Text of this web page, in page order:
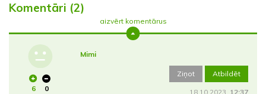
Komentāri (2)
aizvērt komentārus
6 0
Mimi
Ziņot Atbildēt
18.10.2023. 12:37